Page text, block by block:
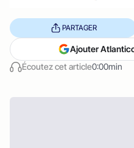
Écoutez cet article0:00min
PARTAGER
Ajouter